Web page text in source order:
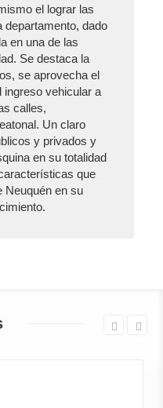
el lograr las
departamento, dado
en una de las
Se destaca la
se aprovecha el
ingreso vehicular a
calles,
Un claro
y privados y
en su totalidad
que
Neuquén en su